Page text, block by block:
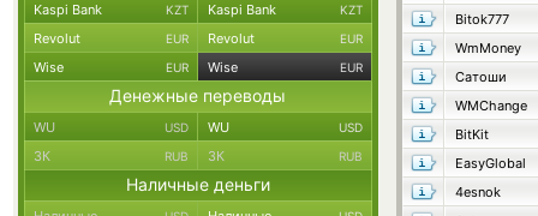
Bitok777
WmMoney
Сатоши
WMChange
BitKit
EasyGlobal
4esnok
Kaspi Bank KZT Kaspi Bank KZT
Revolut EUR Revolut EUR
Wise EUR Wise EUR
Денежные переводы
WU USD WU USD
ЗК RUB ЗК RUB
Наличные деньги